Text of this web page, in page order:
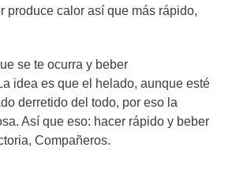
produce calor así que más rápido,
se te ocurra y beber
idea es que el helado, aunque esté
derretido del todo, por eso la
Así que eso: hacer rápido y beber
Compañeros.